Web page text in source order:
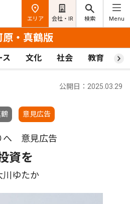
エリア 会社・IR 検索 Menu
原・真鶴版
ス 文化 社会 教育 ス
意見広告
公開日：2025.03.29
へ 意見広告
資を
ゆたか